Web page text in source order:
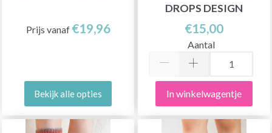
Prijs vanaf €19,96
Bekijk alle opties
DROPS DESIGN
€15,00
Aantal
In winkelwagentje